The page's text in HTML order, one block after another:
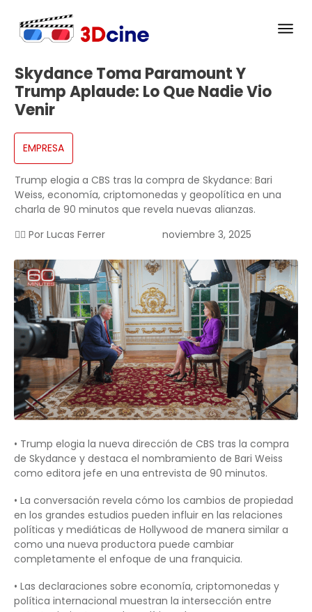
Skydance Toma Paramount Y
Trump Aplaude: Lo Que Nadie Vio
Venir
EMPRESA
Trump elogia a CBS tras la compra de Skydance: Bari
Weiss, economía, criptomonedas y geopolítica en una
charla de 90 minutos que revela nuevas alianzas.
✍🏻 Por Lucas Ferrer noviembre 3, 2025
• Trump elogia la nueva dirección de CBS tras la compra
de Skydance y destaca el nombramiento de Bari Weiss
como editora jefe en una entrevista de 90 minutos.
• La conversación revela cómo los cambios de propiedad
en los grandes estudios pueden influir en las relaciones
políticas y mediáticas de Hollywood de manera similar a
como una nueva productora puede cambiar
completamente el enfoque de una franquicia.
• Las declaraciones sobre economía, criptomonedas y
política internacional muestran la intersección entre